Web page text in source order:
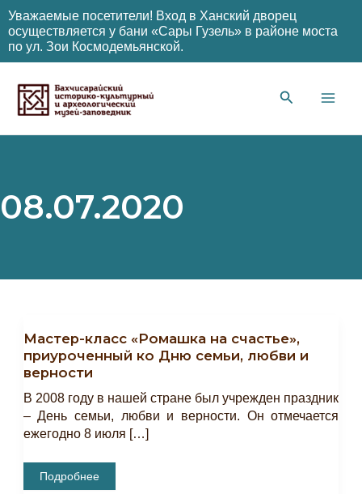
Уважаемые посетители! Вход в Ханский дворец
осуществляется у бани «Сары Гузель» в районе моста
по ул. Зои Космодемьянской.
содержимому
08.07.2020
Мастер-класс «Ромашка на счастье»,
приуроченный ко Дню семьи, любви и
верности
В 2008 году в нашей стране был учрежден праздник
– День семьи, любви и верности. Он отмечается
ежегодно 8 июля […]
Мастер-
Класс
Подробнее